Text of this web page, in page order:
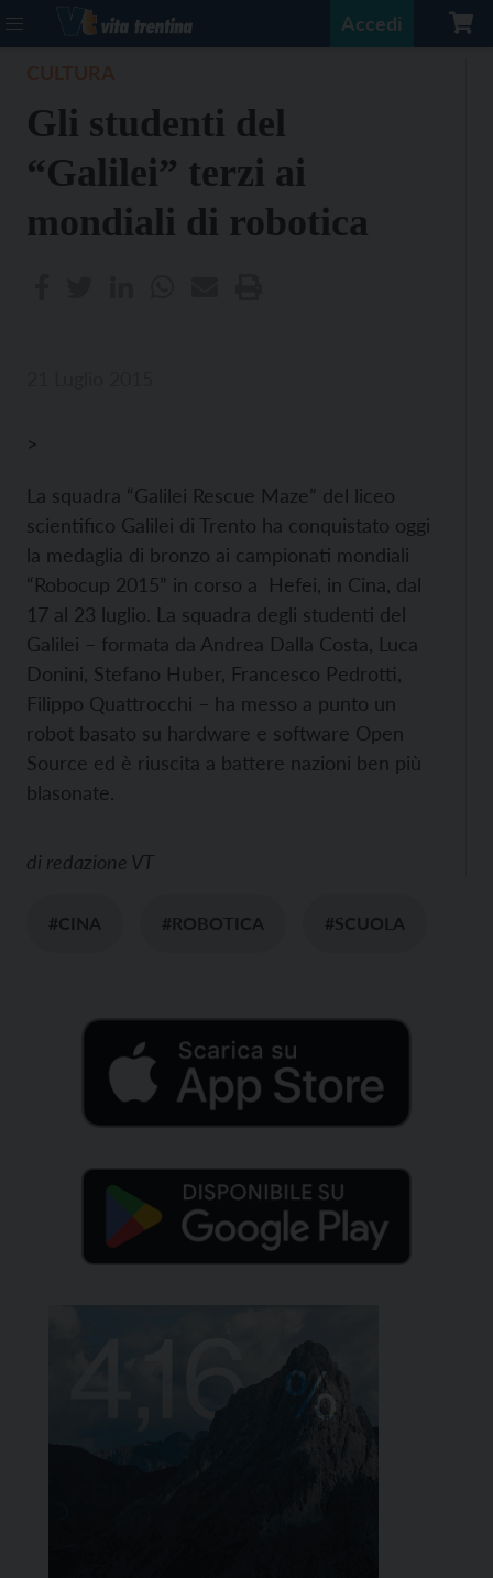
Accedi
Gli studenti del
“Galilei” terzi ai
mondiali di robotica
>
La squadra “Galilei Rescue Maze” del liceo
scientifico Galilei di Trento ha conquistato oggi
la medaglia di bronzo ai campionati mondiali
“Robocup 2015” in corso a Hefei, in Cina, dal
17 al 23 luglio. La squadra degli studenti del
Galilei – formata da Andrea Dalla Costa, Luca
Donini, Stefano Huber, Francesco Pedrotti,
Filippo Quattrocchi – ha messo a punto un
robot basato su hardware e software Open
Source ed è riuscita a battere nazioni ben più
blasonate.
di redazione VT
#CINA #ROBOTICA #SCUOLA